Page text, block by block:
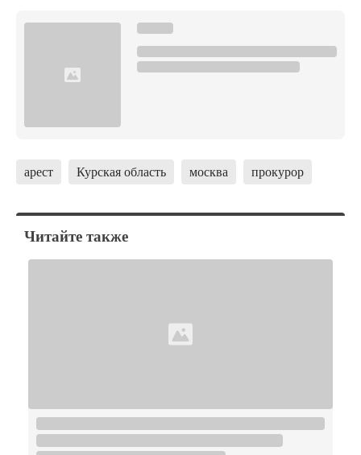
арест Курская область москва прокурор
Читайте также